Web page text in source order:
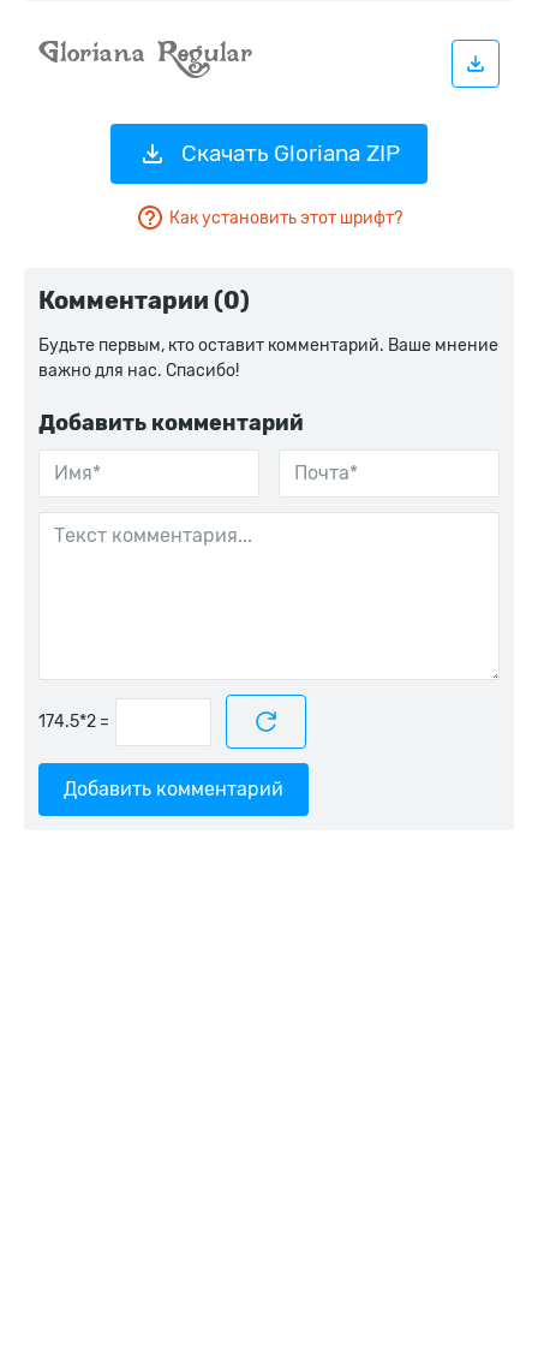
Скачать Gloriana ZIP
Как установить этот шрифт?
Комментарии (0)
Будьте первым, кто оставит комментарий. Ваше мнение
важно для нас. Спасибо!
Добавить комментарий
=
Добавить комментарий